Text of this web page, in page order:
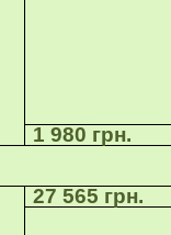
1 980 грн.
27 565 грн.